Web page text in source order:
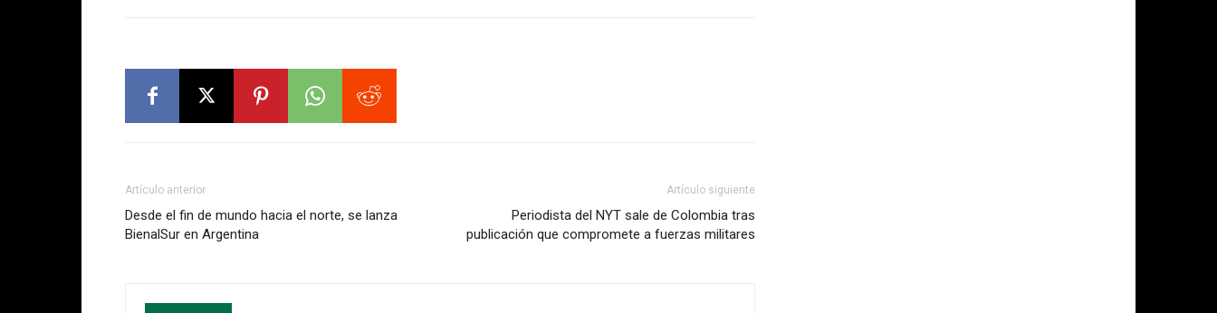
Artículo anterior
Desde el fin de mundo hacia el norte, se lanza
BienalSur en Argentina
Artículo siguiente
Periodista del NYT sale de Colombia tras
publicación que compromete a fuerzas militares